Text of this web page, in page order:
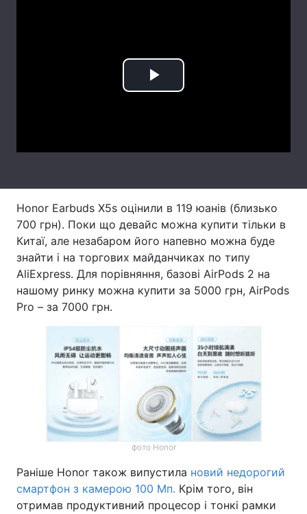
Play
Honor Earbuds X5s оцінили в 119 юанів (близько
700 грн). Поки що девайс можна купити тільки в
Китаї, але незабаром його напевно можна буде
знайти і на торгових майданчиках по типу
AliExpress. Для порівняння, базові AirPods 2 на
нашому ринку можна купити за 5000 грн, AirPods
Pro – за 7000 грн.
фото Honor
Раніше Honor також випустила новий недорогий
смартфон з камерою 100 Мп. Крім того, він
отримав продуктивний процесор і тонкі рамки